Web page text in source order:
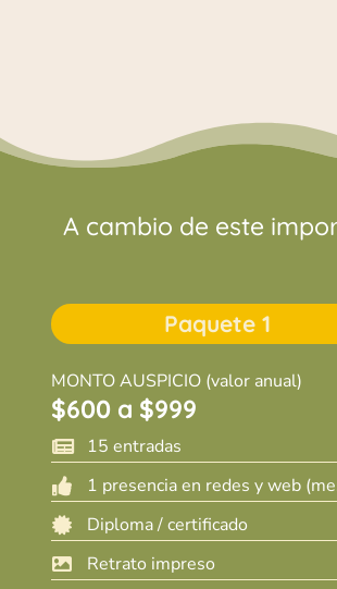
A cambio de este
Paquete 1
MONTO AUSPICIO (valor anual)
$600 a $999
 15 entradas
 1 presencia en redes y web
 Diploma / certificado
 Retrato impreso